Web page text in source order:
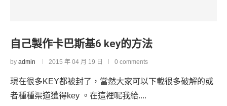
自己製作卡巴斯基6 key的方法
by admin 2015 年 04 月 19 日 0 comments
現在很多KEY都被封了，當然大家可以下載很多破解的或
者種種渠道獲得key 。在這裡呢我給....